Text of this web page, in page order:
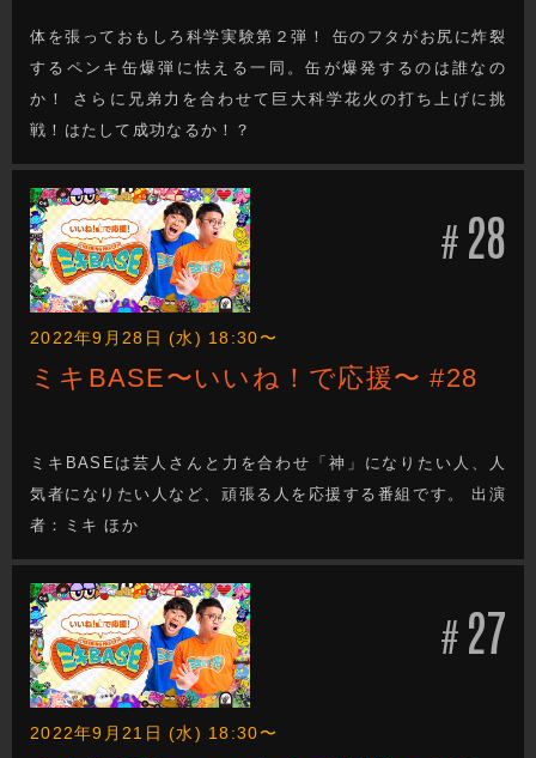
体を張っておもしろ科学実験第２弾！ 缶のフタがお尻に炸裂
するペンキ缶爆弾に怯える一同。缶が爆発するのは誰なの
か！ さらに兄弟力を合わせて巨大科学花火の打ち上げに挑
戦！はたして成功なるか！？
# 28
2022年9月28日 (水) 18:30〜
ミキBASE〜いいね！で応援〜 #28
ミキBASEは芸人さんと力を合わせ「神」になりたい人、人
気者になりたい人など、頑張る人を応援する番組です。 出演
者：ミキ ほか
# 27
2022年9月21日 (水) 18:30〜